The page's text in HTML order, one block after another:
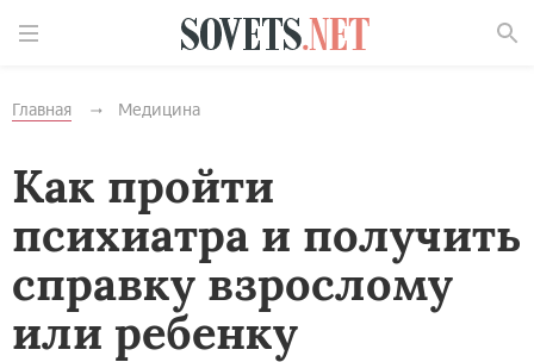
Главная Медицина
Как пройти
психиатра и получить
справку взрослому
или ребенку